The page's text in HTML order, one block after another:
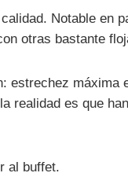
Notable en
otras bastante
estrechez máxima
realidad es que
al buffet.